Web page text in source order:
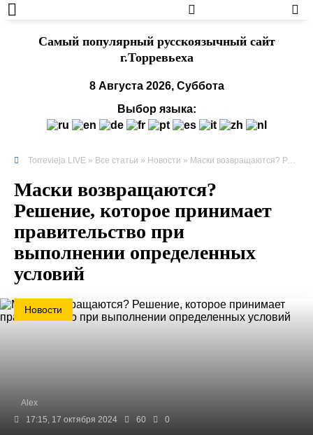
Cамый популярный русскоязычный сайт
г.Торревьеха
8 Августа 2026, Суббота
Выбор языка:
Torrevieja LIVE » Все статьи » Новости » Маски возвращаются? Решение, которое принимает правительство при выполнении определенных условий
Маски возвращаются?
Решение, которое принимает
правительство при
выполнении определенных
условий
Новости
Alex
17:15, 17 октября 2024
60 0